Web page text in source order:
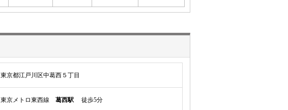
東京都江戸川区中葛西５丁目
東京メトロ東西線 葛西駅 徒歩5分